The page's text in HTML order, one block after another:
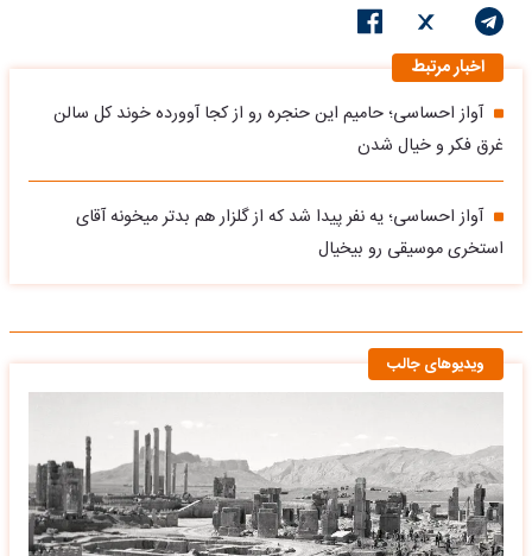
اخبار مرتبط
آواز احساسی؛ حامیم این حنجره رو از کجا آوورده خوند کل سالن
غرق فکر و خیال شدن
آواز احساسی؛ یه نفر پیدا شد که از گلزار هم بدتر میخونه آقای
استخری موسیقی رو بیخیال
ویدیوهای جالب